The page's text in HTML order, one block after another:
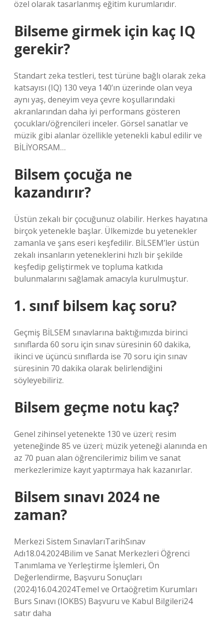
özel olarak tasarlanmış eğitim kurumlarıdır.
Bilseme girmek için kaç IQ
gerekir?
Standart zeka testleri, test türüne bağlı olarak zeka
katsayısı (IQ) 130 veya 140’ın üzerinde olan veya
aynı yaş, deneyim veya çevre koşullarındaki
akranlarından daha iyi performans gösteren
çocukları/öğrencileri inceler. Görsel sanatlar ve
müzik gibi alanlar özellikle yetenekli kabul edilir ve
BİLİYORSAM…
Bilsem çocuğa ne
kazandırır?
Üstün zekalı bir çocuğunuz olabilir. Herkes hayatına
birçok yetenekle başlar. Ülkemizde bu yetenekler
zamanla ve şans eseri keşfedilir. BİLSEM’ler üstün
zekalı insanların yeteneklerini hızlı bir şekilde
keşfedip geliştirmek ve topluma katkıda
bulunmalarını sağlamak amacıyla kurulmuştur.
1. sınıf bilsem kaç soru?
Geçmiş BİLSEM sınavlarına baktığımızda birinci
sınıflarda 60 soru için sınav süresinin 60 dakika,
ikinci ve üçüncü sınıflarda ise 70 soru için sınav
süresinin 70 dakika olarak belirlendiğini
söyleyebiliriz.
Bilsem geçme notu kaç?
Genel zihinsel yetenekte 130 ve üzeri; resim
yeteneğinde 85 ve üzeri; müzik yeteneği alanında en
az 70 puan alan öğrencilerimiz bilim ve sanat
merkezlerimize kayıt yaptırmaya hak kazanırlar.
Bilsem sınavı 2024 ne
zaman?
Merkezi Sistem SınavlarıTarihSınav
Adı18.04.2024Bilim ve Sanat Merkezleri Öğrenci
Tanımlama ve Yerleştirme İşlemleri, Ön
Değerlendirme, Başvuru Sonuçları
(2024)16.04.2024Temel ve Ortaöğretim Kurumları
Burs Sınavı (IOKBS) Başvuru ve Kabul Bilgileri24
satır daha